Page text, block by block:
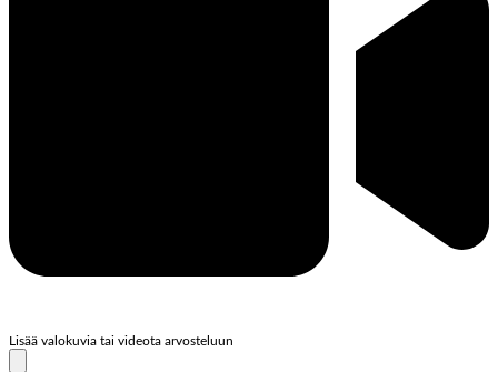
Lisää valokuvia tai videota arvosteluun